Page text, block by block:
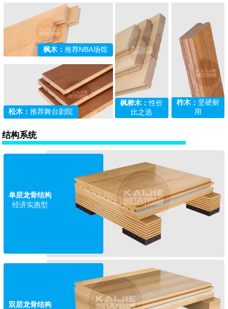
枫木：推荐NBA场馆
松木：推荐舞台剧院
枫桦木：性价
比之选
柞木： 坚硬耐
用
结构系统
单层龙骨结构
经济实惠型
双层龙骨结构